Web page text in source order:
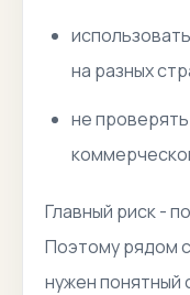
на разных
не
Главный риск -
Поэтому рядом
нужен понятный